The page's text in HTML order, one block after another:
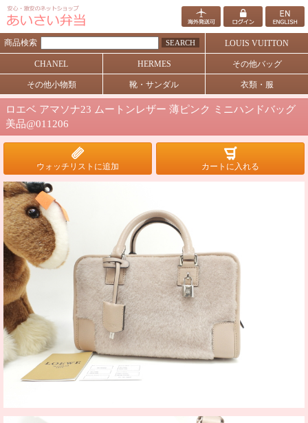
商品検索 SEARCH LOUIS VUITTON
CHANEL HERMES その他バッグ
その他小物類 靴・サンダル 衣類・服
ロエベ アマソナ23 ムートンレザー 薄ピンク ミニハンドバッグ
美品@011206
ウォッチリストに追加 カートに入れる